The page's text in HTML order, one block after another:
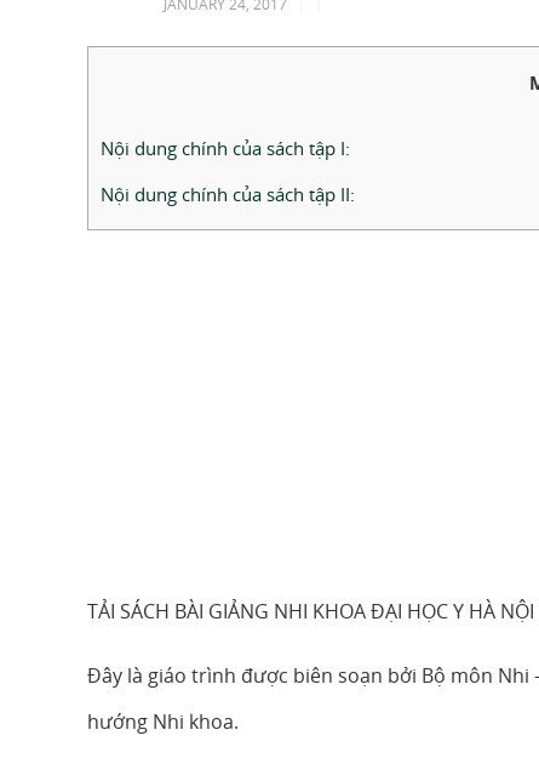
JANUARY 24, 2017
Nội dung chính của sách tập I:
Nội dung chính của sách tập II:
TẢI SÁCH BÀI GIẢNG NHI KHOA ĐẠI HỌC Y HÀ
Đây là giáo trình được biên soạn bởi Bộ môn Nhi
hướng Nhi khoa.